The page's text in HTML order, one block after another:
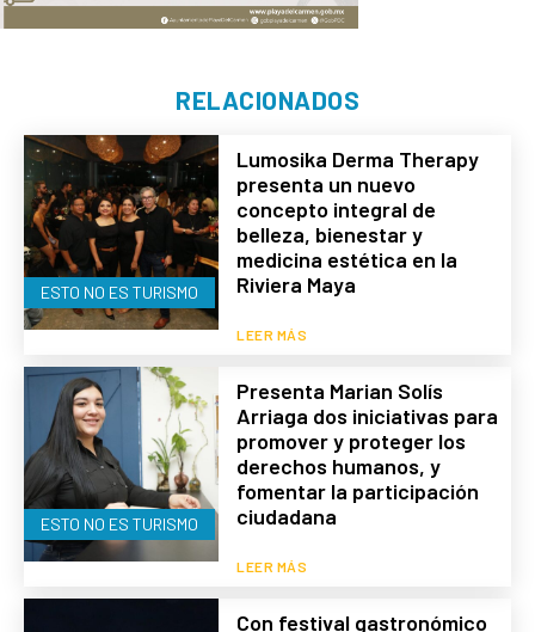
RELACIONADOS
ESTO NO ES TURISMO
Lumosika Derma Therapy
presenta un nuevo
concepto integral de
belleza, bienestar y
medicina estética en la
Riviera Maya
LEER MÁS
ESTO NO ES TURISMO
Presenta Marian Solís
Arriaga dos iniciativas para
promover y proteger los
derechos humanos, y
fomentar la participación
ciudadana
LEER MÁS
Con festival gastronómico